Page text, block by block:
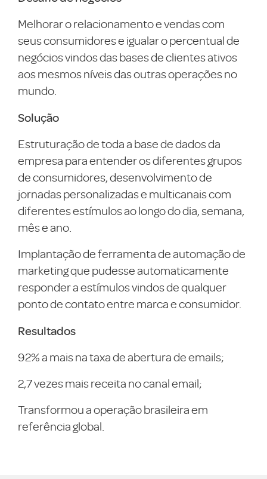
Melhorar o relacionamento e vendas com
seus consumidores e igualar o percentual de
negócios vindos das bases de clientes ativos
aos mesmos níveis das outras operações no
mundo.
Solução
Estruturação de toda a base de dados da
empresa para entender os diferentes grupos
de consumidores, desenvolvimento de
jornadas personalizadas e multicanais com
diferentes estímulos ao longo do dia, semana,
mês e ano.
Implantação de ferramenta de automação de
marketing que pudesse automaticamente
responder a estímulos vindos de qualquer
ponto de contato entre marca e consumidor.
Resultados
92% a mais na taxa de abertura de emails;
2,7 vezes mais receita no canal email;
Transformou a operação brasileira em
referência global.